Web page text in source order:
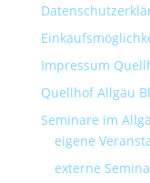
Impressum
Quellhof Allgäu
Seminare im
eigene
externe